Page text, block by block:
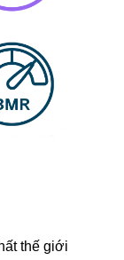
thế giới